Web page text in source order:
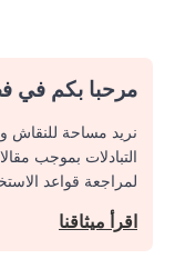
مرحبا بكم في
نريد مساحة للنقاش
التبادلات بموجب
لمراجعة قواعد
اقرأ ميثاقنا